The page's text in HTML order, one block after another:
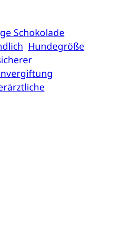
Schokolade
Hundegröße